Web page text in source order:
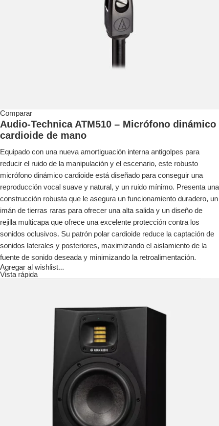
Comparar
Audio-Technica ATM510 – Micrófono dinámico
cardioide de mano
Equipado con una nueva amortiguación interna antigolpes para
reducir el ruido de la manipulación y el escenario, este robusto
micrófono dinámico cardioide está diseñado para conseguir una
reproducción vocal suave y natural, y un ruido mínimo. Presenta una
construcción robusta que le asegura un funcionamiento duradero, un
imán de tierras raras para ofrecer una alta salida y un diseño de
rejilla multicapa que ofrece una excelente protección contra los
sonidos oclusivos. Su patrón polar cardioide reduce la captación de
sonidos laterales y posteriores, maximizando el aislamiento de la
fuente de sonido deseada y minimizando la retroalimentación.
Agregar al wishlist...
Vista rápida